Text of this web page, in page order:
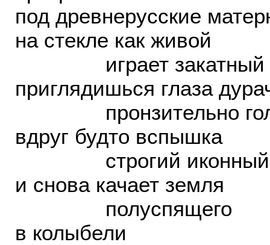
под древнерусские
на стекле как живой
играет закатный
приглядишься глаза
пронзительно
вдруг будто вспышка
строгий иконный
и снова качает земля
полуспящего
в колыбели